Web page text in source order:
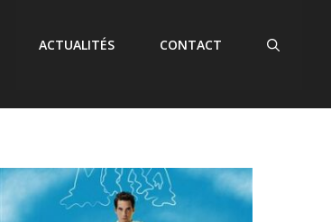
ACTUALITÉS CONTACT